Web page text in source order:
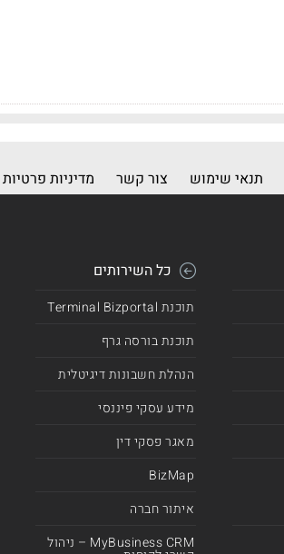
תנאי שימוש צור קשר מדיניות פרטיות
כל השירותים
תוכנת Terminal Bizportal
תוכנת בורסה גרף
הנהלת חשבונות דיגיטלית
מידע עסקי פיננסי
מאגר פסקי דין
BizMap
איתור חברה
MyBusiness CRM – ניהול